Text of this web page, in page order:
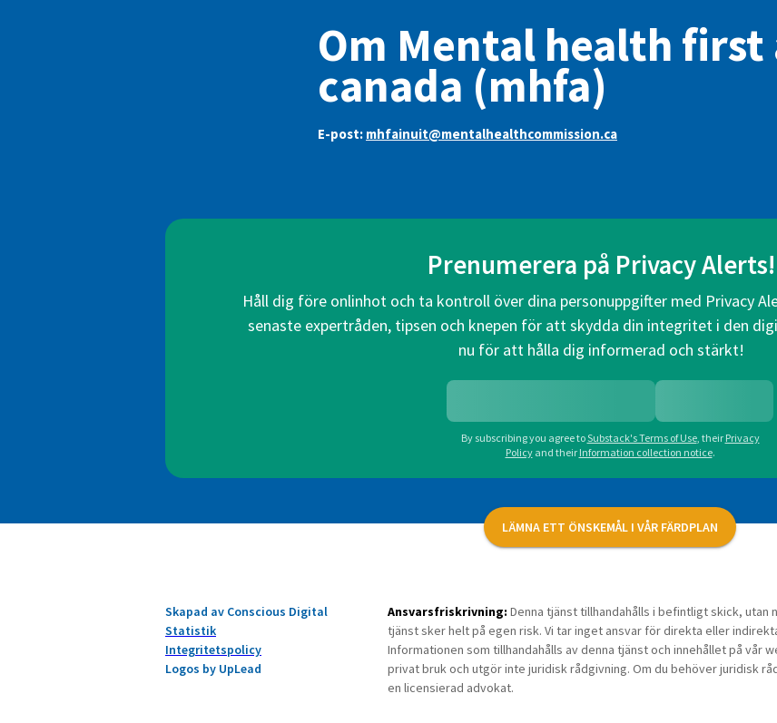
Om Mental health first
canada (mhfa)
E-post: mhfainuit@mentalhealthcommission.ca
Prenumerera på Privacy Alerts!
Håll dig före onlinhot och ta kontroll över dina personuppgifter med Privacy
senaste expertråden, tipsen och knepen för att skydda din integritet i den
nu för att hålla dig informerad och stärkt!
By subscribing you agree toSubstack's Terms of Use, their Privacy
Policy and their Information collection notice.
LÄMNA ETT ÖNSKEMÅL I VÅR FÄRDPLAN
Skapad av Conscious Digital
Statistik
Integritetspolicy
Logos by UpLead
Ansvarsfriskrivning: Denna tjänst tillhandahålls i befintligt skick, utan
tjänst sker helt på egen risk. Vi tar inget ansvar för direkta eller
Informationen som tillhandahålls av denna tjänst och innehållet på
privat bruk och utgör inte juridisk rådgivning. Om du behöver juridisk
en licensierad advokat.